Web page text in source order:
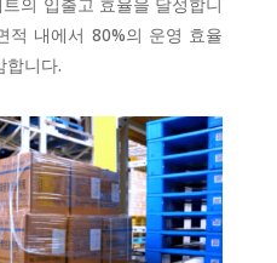
적 내에서 80%의 운영 효율
합니다.